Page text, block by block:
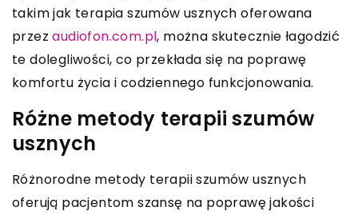
takim jak terapia szumów usznych oferowana
przezaudiofon.com.pl, można skutecznie łagodzić
te dolegliwości, co przekłada się na poprawę
komfortu życia i codziennego funkcjonowania.
Różne metody terapii szumów
usznych
Różnorodne metody terapii szumów usznych
oferują pacjentom szansę na poprawę jakości